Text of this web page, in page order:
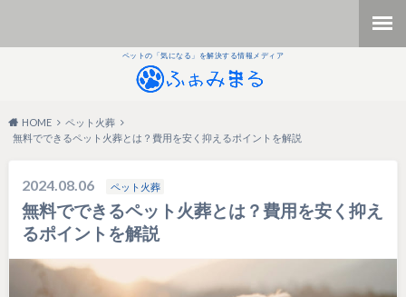
ペットの「気になる」を解決する情報メディア
HOME
ペット火葬
無料でできるペット火葬とは？費用を安く抑えるポイントを解説
2024.08.06 ペット火葬
無料でできるペット火葬とは？費用を安く抑え
るポイントを解説